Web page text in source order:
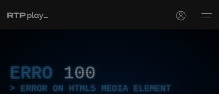
ERRO 100
ERROR ON HTML5 MEDIA ELEMENT